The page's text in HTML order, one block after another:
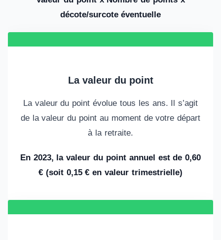
décote/surcote éventuelle
La valeur du point
La valeur du point évolue tous les ans. Il s’agit
de la valeur du point au moment de votre départ
à la retraite.
En 2023, la valeur du point annuel est de0,60
€(soit 0,15 € en valeur trimestrielle)